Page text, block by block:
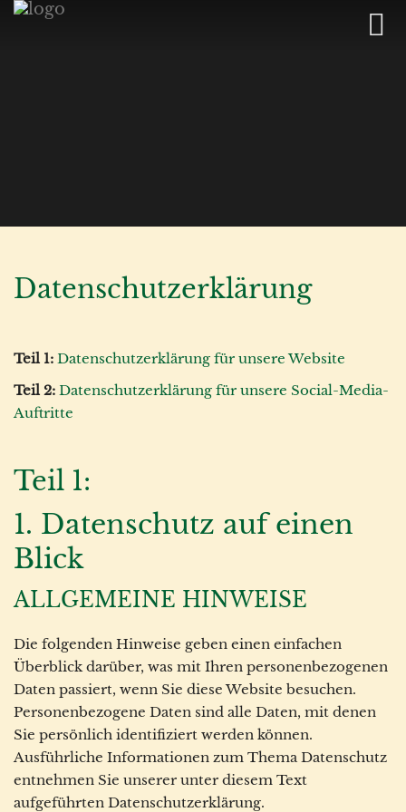
Datenschutzerklärung
Teil 1: Datenschutzerklärung für unsere Website
Teil 2: Datenschutzerklärung für unsere Social-Media-
Auftritte
Teil 1:
1. Datenschutz auf einen
Blick
ALLGEMEINE HINWEISE
Die folgenden Hinweise geben einen einfachen
Überblick darüber, was mit Ihren personenbezogenen
Daten passiert, wenn Sie diese Website besuchen.
Personenbezogene Daten sind alle Daten, mit denen
Sie persönlich identifiziert werden können.
Ausführliche Informationen zum Thema Datenschutz
entnehmen Sie unserer unter diesem Text
aufgeführten Datenschutzerklärung.